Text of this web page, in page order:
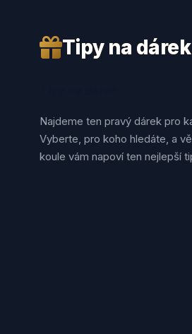
Tipy na dárek
Najdeme ten pravý dárek pro
Vyberte, pro koho hledáte, a
koule vám napoví ten nejlepší